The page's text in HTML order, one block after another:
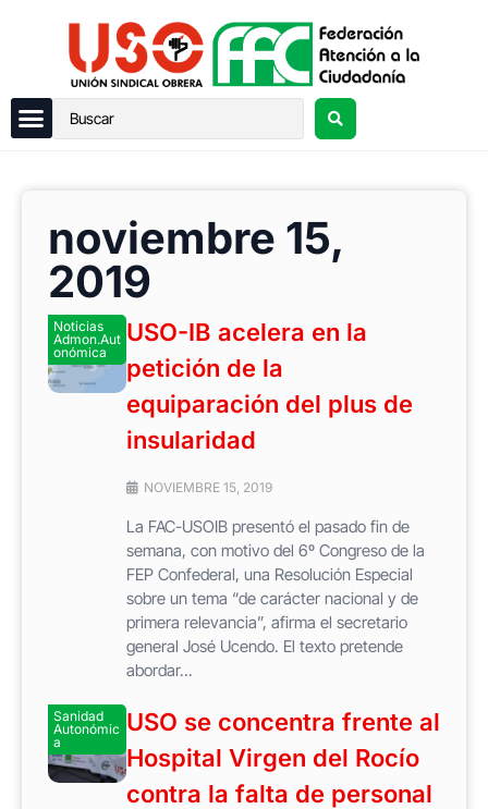
noviembre 15,
2019
Noticias
Admon.Aut
onómica
USO-IB acelera en la
petición de la
equiparación del plus de
insularidad
NOVIEMBRE 15, 2019
La FAC-USOIB presentó el pasado fin de
semana, con motivo del 6º Congreso de la
FEP Confederal, una Resolución Especial
sobre un tema “de carácter nacional y de
primera relevancia”, afirma el secretario
general José Ucendo. El texto pretende
abordar...
Sanidad
Autonómic
a
USO se concentra frente al
Hospital Virgen del Rocío
contra la falta de personal